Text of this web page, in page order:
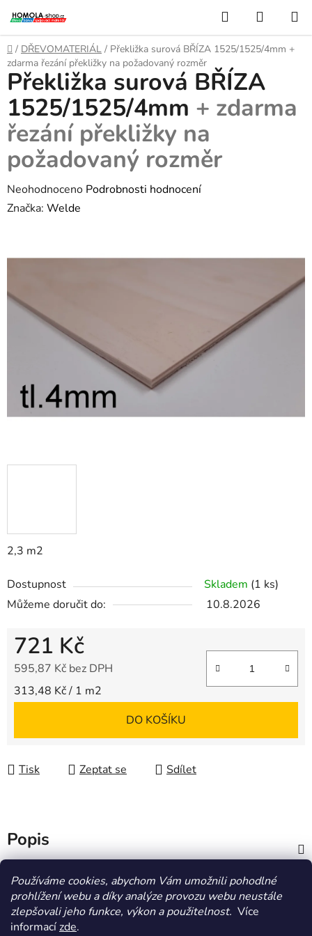
Používáme cookies, abychom Vám umožnili pohodlné
prohlížení webu a díky analýze provozu webu neustále
zlepšovali jeho funkce, výkon a použitelnost. Více
informacízde.
na
obsah
Hledat
KOŠÍK
Domů
/ DŘEVOMATERIÁL / Překližka surová BŘÍZA 1525/1525/4mm +
zdarma řezání překližky na požadovaný rozměr
2,3 m2
Dostupnost Skladem (1 ks)
Můžeme doručit do:
10.8.2026
721 Kč
595,87 Kč bez DPH
Měrná cena:
313,48 Kč / 1 m2
DO KOŠÍKU
Tisk Zeptat se Sdílet
Překližka surová BŘÍZA
1525/1525/4mm + zdarma
řezání překližky na
požadovaný rozměr
Průměrné
hodnocení
5
hvězdiček.
Neohodnoceno Podrobnosti hodnocení
Značka: Welde
Popis
Diskuze